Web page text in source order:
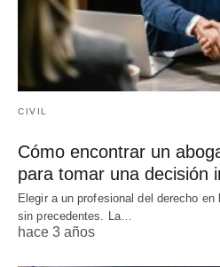
CIVIL
Cómo encontrar un
para tomar una decisión
Elegir a un profesional del derecho
sin precedentes. La…
hace 3 años